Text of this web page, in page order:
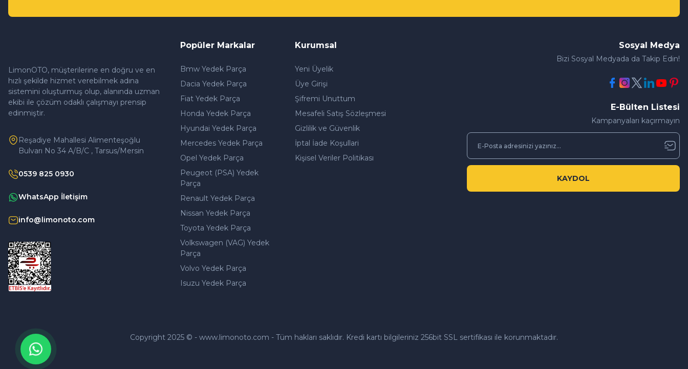
LimonOTO, müşterilerine en doğru ve en
hızlı şekilde hizmet verebilmek adına
sistemini oluşturmuş olup, alanında uzman
ekibi ile çözüm odaklı çalışmayı prensip
edinmiştir.
Reşadiye Mahallesi Alimenteşoğlu
Bulvarı No 34 A/B/C , Tarsus/Mersin
0539 825 0930
WhatsApp İletişim
info@limonoto.com
Popüler Markalar
Bmw Yedek Parça
Dacia Yedek Parça
Fiat Yedek Parça
Honda Yedek Parça
Hyundai Yedek Parça
Mercedes Yedek Parça
Opel Yedek Parça
Peugeot (PSA) Yedek
Parça
Renault Yedek Parça
Nissan Yedek Parça
Toyota Yedek Parça
Volkswagen (VAG) Yedek
Parça
Volvo Yedek Parça
Isuzu Yedek Parça
Kurumsal
Yeni Üyelik
Üye Girişi
Şifremi Unuttum
Mesafeli Satış Sözleşmesi
Gizlilik ve Güvenlik
İptal İade Koşullari
Kişisel Veriler Politikası
Sosyal Medya
Bizi Sosyal Medyada da Takip Edin!
E-Bülten Listesi
Kampanyaları kaçırmayın
KAYDOL
Copyright 2025 © - www.limonoto.com - Tüm hakları saklıdır. Kredi kartı bilgileriniz 256bit SSL sertifikası ile korunmaktadır.